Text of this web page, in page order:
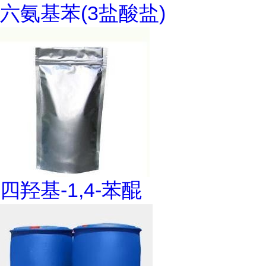
六氨基苯(3盐酸盐)
四羟基-1,4-苯醌